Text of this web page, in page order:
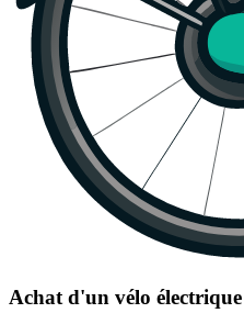
Achat d'un vélo électrique